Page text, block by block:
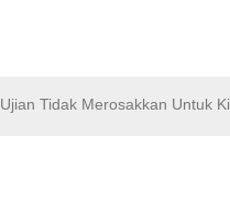
Ujian Tidak Merosakkan Untuk